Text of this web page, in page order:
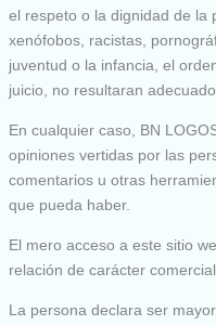
el respeto o la dignidad de la
xenófobos, racistas,
juventud o la infancia, el
juicio, no resultaran
En cualquier caso, BN
opiniones vertidas por las
comentarios u otras
que pueda haber.
El mero acceso a este sitio
relación de carácter
La persona declara ser